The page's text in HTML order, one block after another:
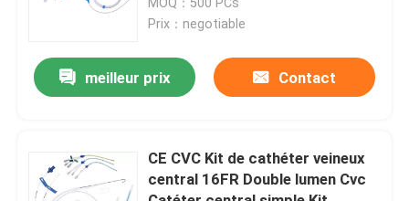
Nous contacter
Nouvelles
Masque à oxygène de Venturi
Prix：negotiable
meilleur prix Contact
CE CVC Kit de cathéter veineux
central 16FR Double lumen Cvc